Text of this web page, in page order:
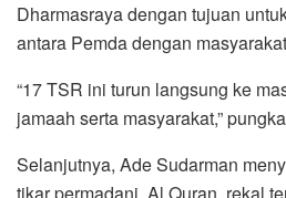
Dharmasraya dengan tujuan
antara Pemda dengan
“17 TSR ini turun langsung ke
jamaah serta masyarakat,”
Selanjutnya, Ade Sudarman